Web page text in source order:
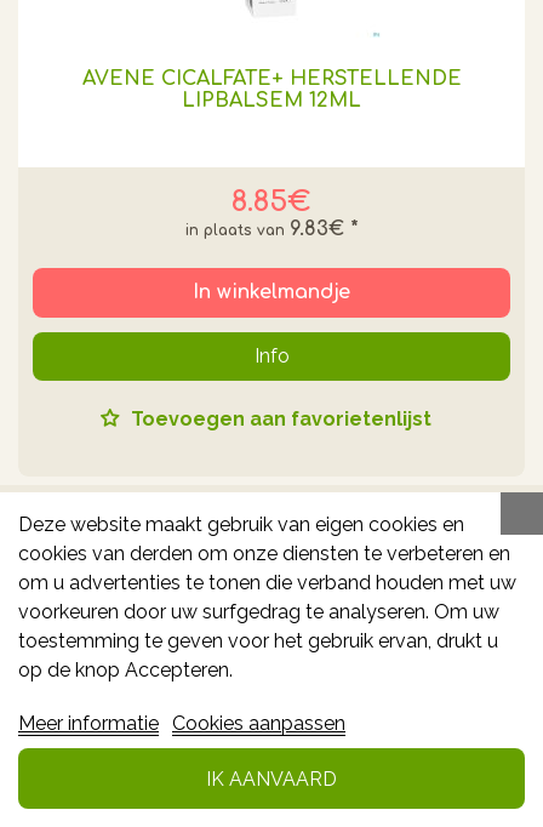
AVENE CICALFATE+ HERSTELLENDE
LIPBALSEM 12ML
8.85€
9.83€ *
In winkelmandje
Info
Toevoegen aan favorietenlijst
-10% **
Deze website maakt gebruik van eigen cookies en
cookies van derden om onze diensten te verbeteren en
om u advertenties te tonen die verband houden met uw
voorkeuren door uw surfgedrag te analyseren. Om uw
toestemming te geven voor het gebruik ervan, drukt u
op de knop Accepteren.
Meer informatie Cookies aanpassen
IK AANVAARD